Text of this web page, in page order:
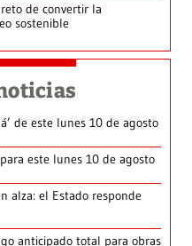
de convertir la
sostenible
de este lunes 10 de agosto
este lunes 10 de agosto
alza: el Estado responde
anticipado total para obras